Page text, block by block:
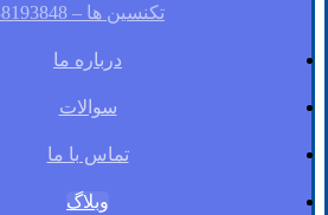
تکنسین ها – 09138193848
درباره ما
سوالات
تماس با ما
وبلاگ